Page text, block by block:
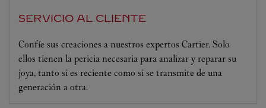
SERVICIO AL CLIENTE
Confíe sus creaciones a nuestros expertos Cartier. Solo
ellos tienen la pericia necesaria para analizar y reparar su
joya, tanto si es reciente como si se transmite de una
generación a otra.